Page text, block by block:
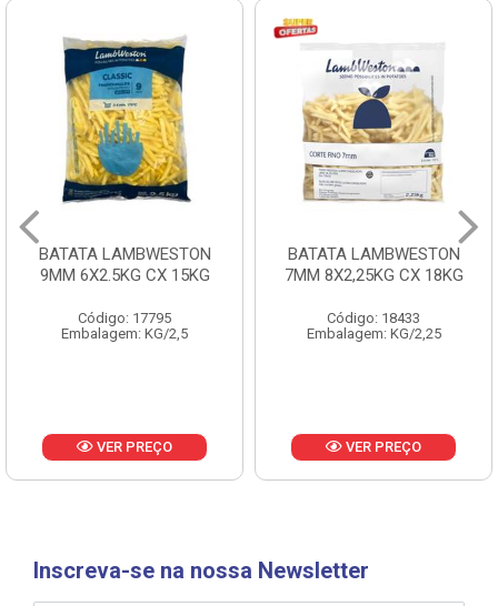
BATATA LAMBWESTON
9MM 6X2.5KG CX 15KG
Código: 17795
Embalagem: KG/2,5
VER PREÇO
BATATA LAMBWESTON
7MM 8X2,25KG CX 18KG
Código: 18433
Embalagem: KG/2,25
VER PREÇO
Inscreva-se na nossa Newsletter